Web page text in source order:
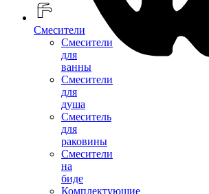
Смесители
Смесители
для
ванны
Смесители
для
душа
Смеситель
для
раковины
Смесители
на
биде
Комплектующие